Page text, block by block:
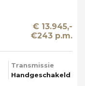
€ 13.945,-
€243 p.m.
Transmissie
Handgeschakeld